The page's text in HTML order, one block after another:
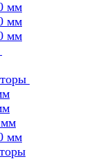
мм
мм
мм
мм
мм